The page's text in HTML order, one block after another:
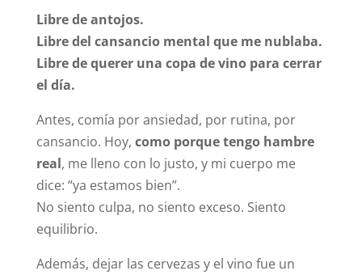
Libre de antojos.
Libre del cansancio mental que me nublaba.
Libre de querer una copa de vino para cerrar
el día.
Antes, comía por ansiedad, por rutina, por
cansancio. Hoy, como porque tengo hambre
real, me lleno con lo justo, y mi cuerpo me
dice: “ya estamos bien”.
No siento culpa, no siento exceso. Siento
equilibrio.
Además, dejar las cervezas y el vino fue un